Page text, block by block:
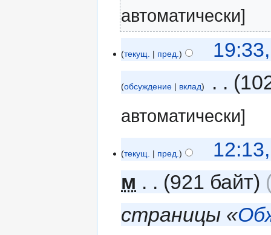
автоматически]
текущ. пред.
обсуждение вклад
автоматически]
текущ. пред.
м
921 байт
страницы «